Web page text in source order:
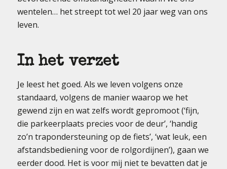
wentelen… het streept tot wel 20 jaar weg van ons
leven.
In het verzet
Je leest het goed. Als we leven volgens onze
standaard, volgens de manier waarop we het
gewend zijn en wat zelfs wordt gepromoot (‘fijn,
die parkeerplaats precies voor de deur’, ‘handig
zo’n trapondersteuning op de fiets’, ‘wat leuk, een
afstandsbediening voor de rolgordijnen’), gaan we
eerder dood. Het is voor mij niet te bevatten dat je